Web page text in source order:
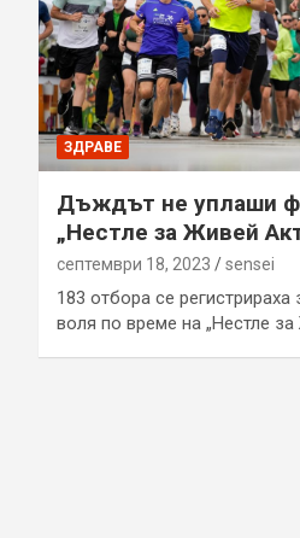
ЗДРАВЕ
Дъждът не уплаши
„Нестле за Живей
септември 18, 2023 sensei
183 отбора се регистрираха
воля по време на „Нестле